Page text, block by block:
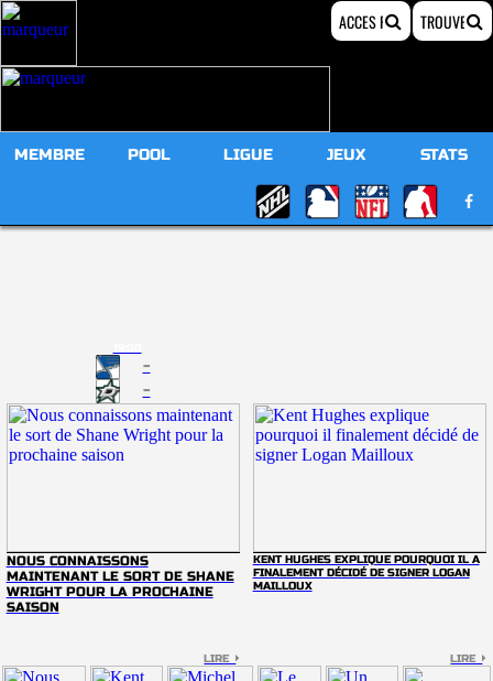
MEMBRE POOL LIGUE JEUX STATS
-
-
NOUS CONNAISSONS
MAINTENANT LE SORT DE SHANE
WRIGHT POUR LA PROCHAINE
SAISON
LIRE
KENT HUGHES EXPLIQUE POURQUOI IL A
FINALEMENT DÉCIDÉ DE SIGNER LOGAN
MAILLOUX
LIRE